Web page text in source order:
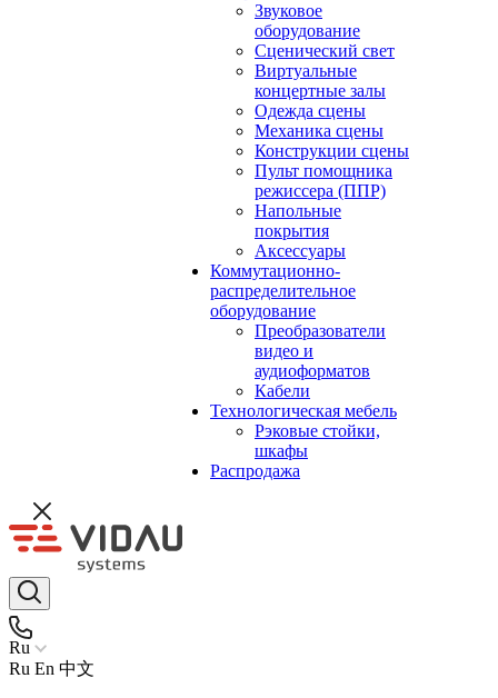
Звуковое
оборудование
Сценический свет
Виртуальные
концертные залы
Одежда сцены
Механика сцены
Конструкции сцены
Пульт помощника
режиссера (ППР)
Напольные
покрытия
Аксессуары
Коммутационно-
распределительное
оборудование
Преобразователи
видео и
аудиоформатов
Кабели
Технологическая мебель
Рэковые стойки,
шкафы
Распродажа
Ru
Ru En 中文